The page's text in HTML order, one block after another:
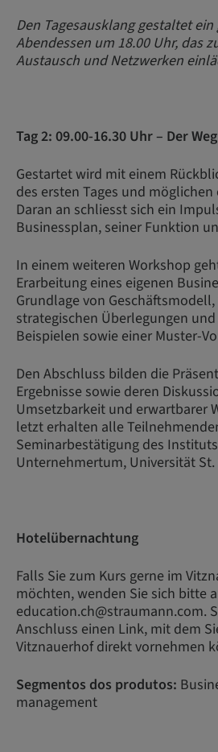
Den Tagesausklang gestaltet
Abendessen um 18.00 Uhr, das
Austausch und Netzwerken
Tag 2: 09.00-16.30 Uhr – Der
Gestartet wird mit einem
des ersten Tages und möglichen
Daran an schliesst sich ein
Businessplan, seiner Funktion
In einem weiteren Workshop
Erarbeitung eines eigenen
Grundlage von
strategischen Überlegungen
Beispielen sowie einer Muster-
Den Abschluss bilden die
Ergebnisse sowie deren
Umsetzbarkeit und erwartbarer
letzt erhalten alle
Seminarbestätigung des
Unternehmertum, Universität St.
Hotelübernachtung
Falls Sie zum Kurs gerne im
möchten, wenden Sie sich bitte
education.ch@straumann.com.
Anschluss einen Link, mit dem
Vitznauerhof direkt vornehmen
Segmentos dos produtos:
management